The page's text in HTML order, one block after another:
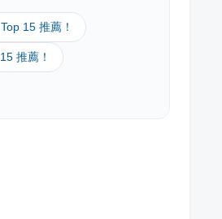
15 推薦！
推薦！